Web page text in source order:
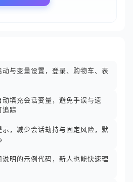
与变量设置，登录、购物车、表
填充会话变量，避免手误与遗
追踪
，减少会话劫持与固定风险，默
明的示例代码，新人也能快速理